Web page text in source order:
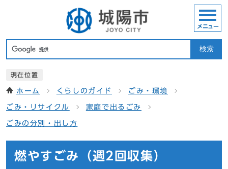
検索
メニュー
現在位置
ホーム くらしのガイド ごみ・環境
ごみ・リサイクル 家庭で出るごみ
ごみの分別・出し方
燃やすごみ（週2回収集）